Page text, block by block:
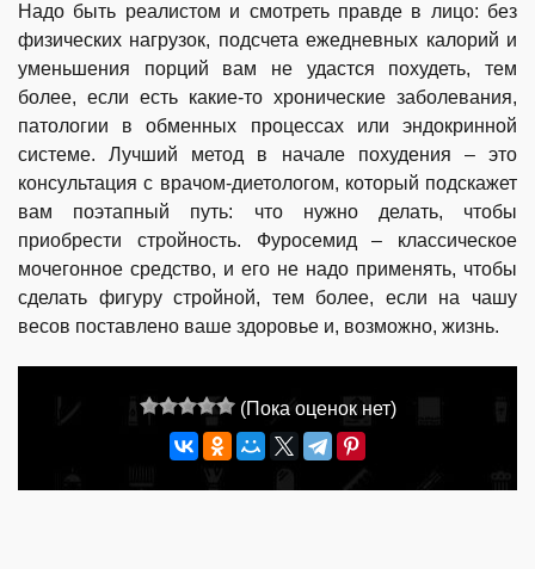
Надо быть реалистом и смотреть правде в лицо: без
физических нагрузок, подсчета ежедневных калорий и
уменьшения порций вам не удастся похудеть, тем
более, если есть какие-то хронические заболевания,
патологии в обменных процессах или эндокринной
системе. Лучший метод в начале похудения – это
консультация с врачом-диетологом, который подскажет
вам поэтапный путь: что нужно делать, чтобы
приобрести стройность. Фуросемид – классическое
мочегонное средство, и его не надо применять, чтобы
сделать фигуру стройной, тем более, если на чашу
весов поставлено ваше здоровье и, возможно, жизнь.
(Пока оценок нет)